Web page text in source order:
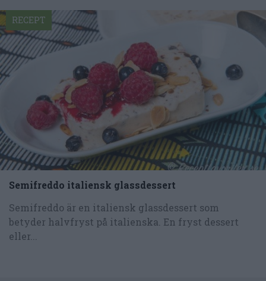
Semifreddo italiensk glassdessert
Semifreddo är en italiensk glassdessert som
betyder halvfryst på italienska. En fryst dessert
eller...
RECEPT